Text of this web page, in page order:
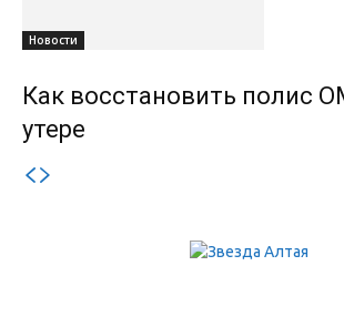
Новости
Как восстановить полис
утере